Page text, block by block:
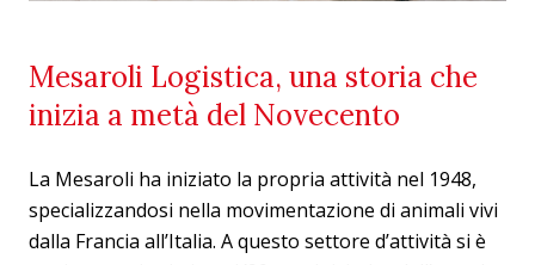
Mesaroli Logistica, una storia che
inizia a metà del Novecento
La Mesaroli ha iniziato la propria attività nel 1948,
specializzandosi nella movimentazione di animali vivi
dalla Francia all’Italia. A questo settore d’attività si è